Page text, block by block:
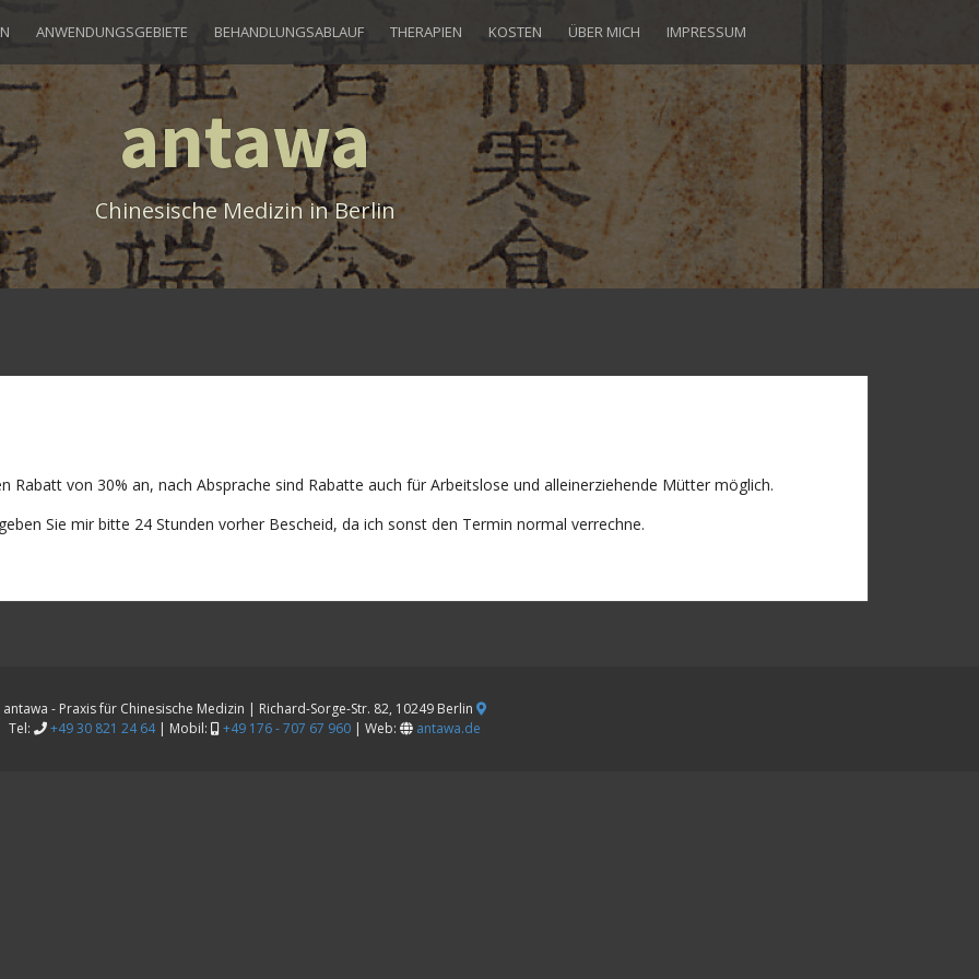
ANWENDUNGSGEBIETE BEHANDLUNGSABLAUF THERAPIEN KOSTEN ÜBER MICH IMPRESSUM
antawa
Chinesische Medizin in Berlin
Rabatt von 30% an, nach Absprache sind Rabatte auch für Arbeitslose und alleinerziehende Mütter möglich.
Sie mir bitte 24 Stunden vorher Bescheid, da ich sonst den Termin normal verrechne.
antawa - Praxis für Chinesische Medizin | Richard-Sorge-Str. 82, 10249 Berlin
Tel:
+49 30 821 24 64| Mobil: +49 176 - 707 67 960 | Web: antawa.de